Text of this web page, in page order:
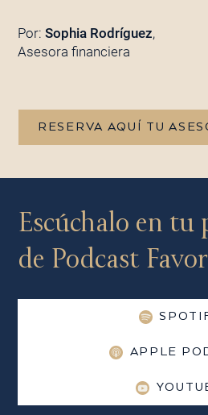
Por: Sophia Rodríguez,
Asesora financiera
RESERVA AQUÍ TU
Escúchalo en tu
de Podcast
APPLE